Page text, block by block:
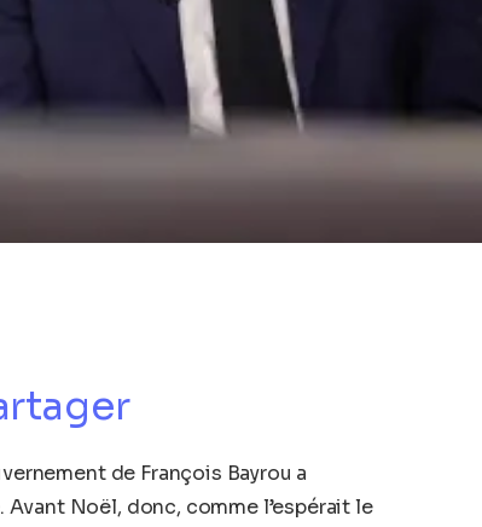
de François Bayrou a
Noël, donc, comme l’espérait le